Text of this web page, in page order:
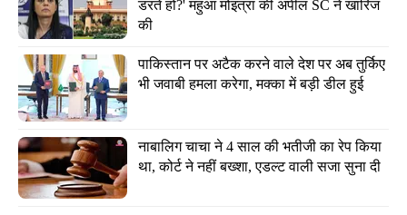
डरते हो?' महुआ मोइत्रा की अपील SC ने खारिज
की
पाकिस्तान पर अटैक करने वाले देश पर अब तुर्किए
भी जवाबी हमला करेगा, मक्का में बड़ी डील हुई
नाबालिग चाचा ने 4 साल की भतीजी का रेप किया
था, कोर्ट ने नहीं बख्शा, एडल्ट वाली सजा सुना दी